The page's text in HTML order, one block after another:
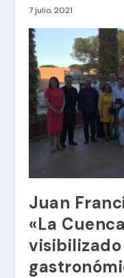
7 julio, 2021
Juan
«La